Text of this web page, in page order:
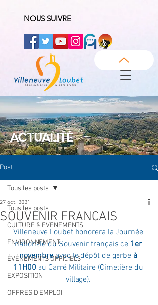
NOUS SUIVRE
ACTUALITÉ
Post
Tous les posts
CULTURE & EVENEMENTS
ENVIRONNEMENT
ÉVÉNEMENTS OFFICIELS
EXPOSITION
OFFRES D'EMPLOI
Tous les posts
SOUVENIR FRANCAIS
27 oct. 2021
Villeneuve Loubet honorera la Journée
nationale du Souvenir français ce 1er
novembre avec le dépôt de gerbe à
11H00 au Carré Militaire (Cimetière du
village).